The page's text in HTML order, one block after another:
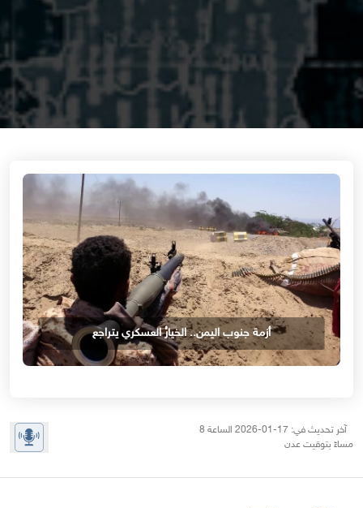
أزمة جنوب اليمن.. الخيارُ العسكري يتراجع
آخر تحديث في: 17-01-2026 الساعة 8
مساءً بتوقيت عدن